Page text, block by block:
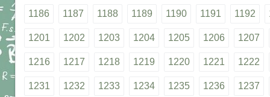
1186 1187 1188 1189 1190 1191 1192
1201 1202 1203 1204 1205 1206 1207
1216 1217 1218 1219 1220 1221 1222
1231 1232 1233 1234 1235 1236 1237